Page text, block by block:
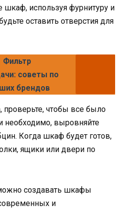
шкаф, используя фурнитуру и
оставить отверстия для
Фильтр
советы по
брендов
чтобы все было
необходимо, выровняйте
Когда шкаф будет готов,
ящики или двери по
создавать шкафы
и